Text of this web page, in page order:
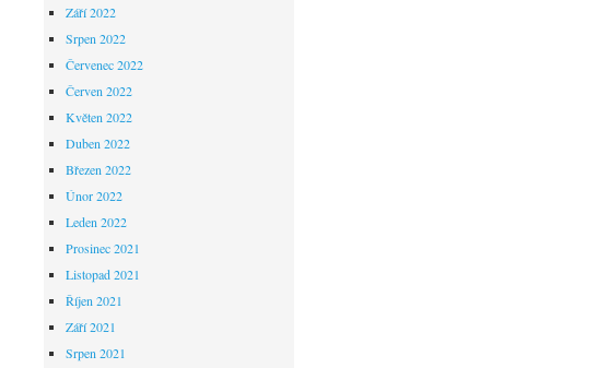
Září 2022
Srpen 2022
Červenec 2022
Červen 2022
Květen 2022
Duben 2022
Březen 2022
Únor 2022
Leden 2022
Prosinec 2021
Listopad 2021
Říjen 2021
Září 2021
Srpen 2021